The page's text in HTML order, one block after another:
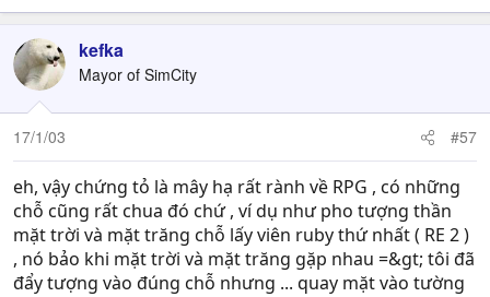
kefka
Mayor of SimCity
17/1/03 #57
eh, vậy chứng tỏ là mây hạ rất rành về RPG , có những
chỗ cũng rất chua đó chứ , ví dụ như pho tượng thần
mặt trời và mặt trăng chỗ lấy viên ruby thứ nhất ( RE 2 )
, nó bảo khi mặt trời và mặt trăng gặp nhau =&gt; tôi đã
đẩy tượng vào đúng chỗ nhưng ... quay mặt vào tường